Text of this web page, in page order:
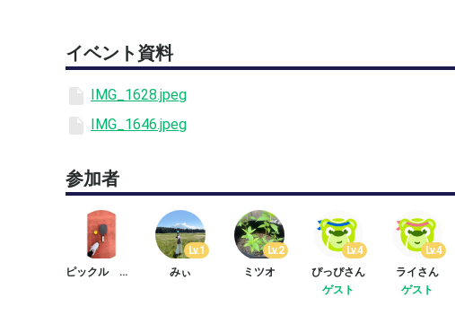
イベント資料
IMG_1628.jpeg
IMG_1646.jpeg
参加者
ピックル とも
Lv.1
みぃ
Lv.2
ミツオ
Lv.4
ぴっぴさん
ゲスト
Lv.4
ライさん
ゲスト